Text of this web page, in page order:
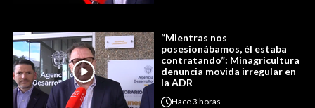
“Mientras nos
posesionábamos, él estaba
contratando”: Minagricultura
denuncia movida irregular en
la ADR
Hace3 horas